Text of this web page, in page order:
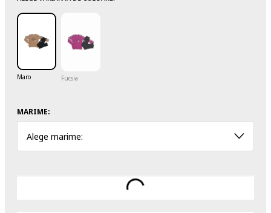
Maro Fucsia
MARIME:
Alege marime: